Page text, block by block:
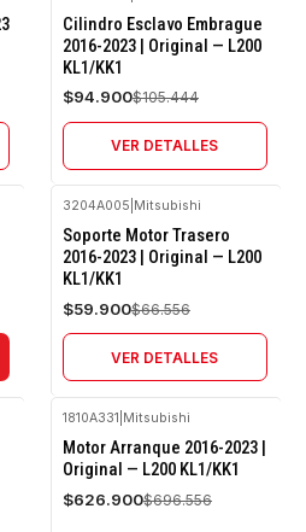
-10%
OFF
Agotado
Cilindro Esclavo Embrague
2016-2023 | Original — L200
KL1/KK1
$94.900$105.444
VER DETALLES
-10%
OFF
Agotado
3204A005 Mitsubishi
Soporte Motor Trasero
2016-2023 | Original — L200
KL1/KK1
$59.900$66.556
VER DETALLES
-10%
OFF
1810A331 Mitsubishi
Motor Arranque 2016-2023 |
Original — L200 KL1/KK1
$626.900$696.556